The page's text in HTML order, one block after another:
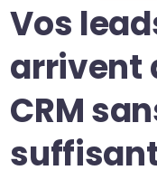
Vos
arrivent
CRM